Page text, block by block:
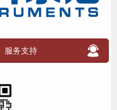
服务支持